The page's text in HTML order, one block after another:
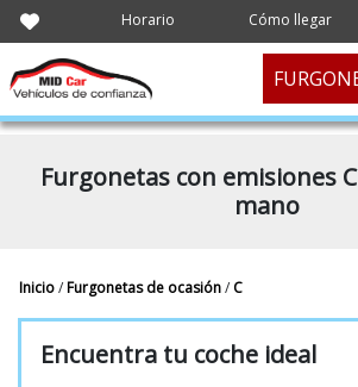
Horario Cómo llegar
Furgonetas con emisiones
mano
Inicio/Furgonetas de ocasión/ C
Encuentra tu coche ideal